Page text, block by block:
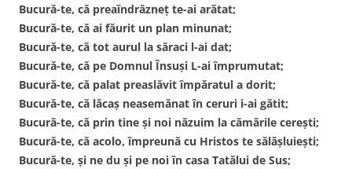
Bucură-te, că preaîndrăzneţ te-ai arătat;
Bucură-te, că ai făurit un plan minunat;
Bucură-te, că tot aurul la săraci l-ai dat;
Bucură-te, că pe Domnul Însuşi L-ai împrumutat;
Bucură-te, că palat preaslăvit împăratul a dorit;
Bucură-te, că lăcaş neasemănat în ceruri i-ai gătit;
Bucură-te, că prin tine şi noi năzuim la cămările cereşti;
Bucură-te, că acolo, împreună cu Hristos te sălăşluieşti;
Bucură-te, şi ne du şi pe noi în casa Tatălui de Sus;